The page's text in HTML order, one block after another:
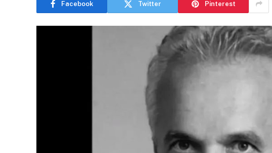
Facebook Twitter Pinterest